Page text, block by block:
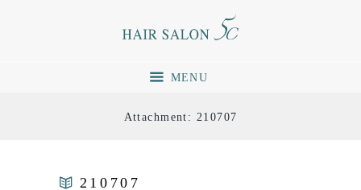
MENU
Attachment: 210707
210707